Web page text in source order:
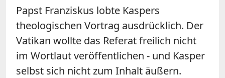
Papst Franziskus lobte Kaspers
theologischen Vortrag ausdrücklich. Der
Vatikan wollte das Referat freilich nicht
im Wortlaut veröffentlichen - und Kasper
selbst sich nicht zum Inhalt äußern.